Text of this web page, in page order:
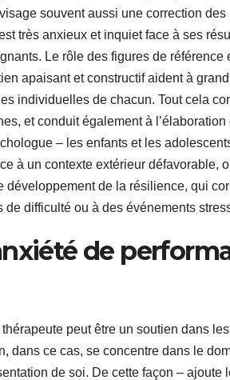
souvent aussi une correction
très anxieux et inquiet face à ses
Le rôle des figures de référence
apaisant et constructif aident à
individuelles de chacun. Tout cela
et conduit également à
– les enfants et les
à un contexte extérieur défavorable,
développement de la résilience, qui
de difficulté ou à des événements
de
thérapeute peut être un soutien dans
dans ce cas, se concentre dans le
de soi. De cette façon – ajoute